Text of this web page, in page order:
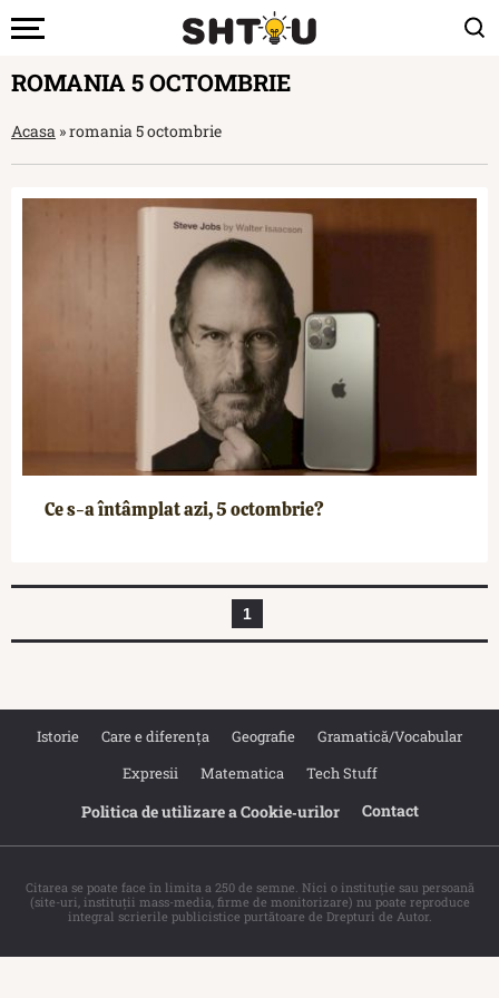
ROMANIA 5 OCTOMBRIE
Acasa »romania 5 octombrie
Ce s-a întâmplat azi, 5 octombrie?
1
Istorie Care e diferența Geografie
Gramatică/Vocabular
Expresii
Matematica Tech Stuff
Politica de utilizare a Cookie‐urilor Contact
Citarea se poate face în limita a 250 de semne. Nici o instituţie sau persoană
(site-uri, instituţii mass-media, firme de monitorizare) nu poate reproduce
integral scrierile publicistice purtătoare de Drepturi de Autor.